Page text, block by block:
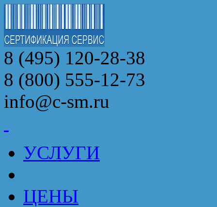
8 (495) 120-28-38
8 (800) 555-12-73
info@c-sm.ru
УСЛУГИ
ЦЕНЫ